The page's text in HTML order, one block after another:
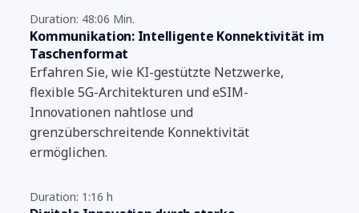
Duration: 48:06 Min.
Kommunikation: Intelligente Konnektivität im
Taschenformat
Erfahren Sie, wie KI-gestützte Netzwerke,
flexible 5G-Architekturen und eSIM-
Innovationen nahtlose und
grenzüberschreitende Konnektivität
ermöglichen.
Duration: 1:16 h